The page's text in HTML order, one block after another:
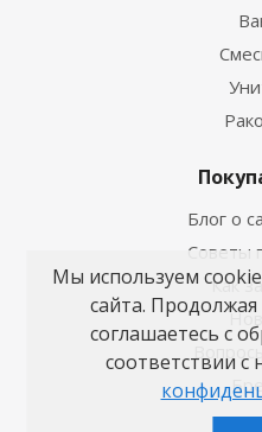
Блог о
Советы
Как
Мы используем
сайта.
соглашаетесь с
соответствии с